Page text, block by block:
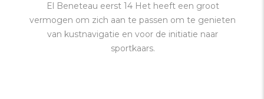
El Beneteau eerst 14 Het heeft een groot
vermogen om zich aan te passen om te genieten
van kustnavigatie en voor de initiatie naar
sportkaars.